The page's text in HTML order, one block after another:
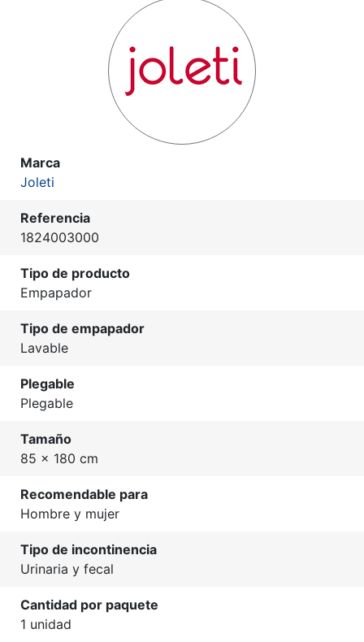
Marca
Joleti
Referencia
1824003000
Tipo de producto
Empapador
Tipo de empapador
Lavable
Plegable
Plegable
Tamaño
85 x 180 cm
Recomendable para
Hombre y mujer
Tipo de incontinencia
Urinaria y fecal
Cantidad por paquete
1 unidad